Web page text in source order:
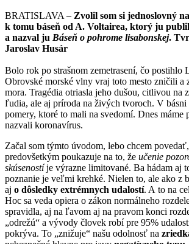
BRATISLAVA – Zvolil som si jednoslovný
k tomu báseň od A. Voltairea, ktorý ju
a nazval ju Báseň o pohrome lisabonskej.
Jaroslav Husár
Bolo rok po strašnom zemetrasení, čo postihlo
Obrovské morské vlny vraj toto mesto zničili a
mora. Tragédia otriasla jeho dušou, citlivou na
ľudia, ale aj príroda na živých tvoroch. V básni
pomery, ktoré to mali na svedomí. Dnes máme
nazvali koronavírus.
Začal som týmto úvodom, lebo chcem
predovšetkým poukazuje na to, že učenie
skúsenostíje výrazne limitované. Ba hádam aj
poznanie je veľmi krehké. Nielen to, ale ako z
aj o dôsledky extrémnych udalostí. A to na
Hoc sa veda opiera o zákon normálneho
spravidla, aj na ľavom aj na pravom konci
„odrežú“ a vývody človek robí pre 95%
pokrýva. To „znižuje“ našu odolnosť na